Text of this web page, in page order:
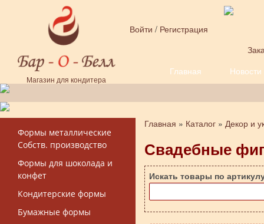
Перейти к основному содержанию
Магазин для кондитера
Войти / Регистрация
Главная
Новости
Форма поиска
Формы металлические
Собств. производство
Формы для шоколада и
конфет
Кондитерские формы
Бумажные формы
Вы здесь
Главная » Каталог » Декор и
Свадебные
Искать товары по